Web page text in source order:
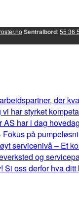
Sentralbord:55 36
der
har styrket
har i dag
på
servicenivå – Et
og
Si oss derfor hva